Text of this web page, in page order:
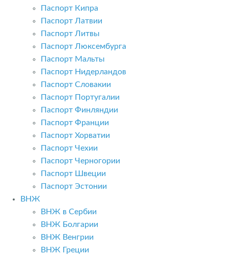
Паспорт Кипра
Паспорт Латвии
Паспорт Литвы
Паспорт Люксембурга
Паспорт Мальты
Паспорт Нидерландов
Паспорт Словакии
Паспорт Португалии
Паспорт Финляндии
Паспорт Франции
Паспорт Хорватии
Паспорт Чехии
Паспорт Черногории
Паспорт Швеции
Паспорт Эстонии
ВНЖ
ВНЖ в Сербии
ВНЖ Болгарии
ВНЖ Венгрии
ВНЖ Греции